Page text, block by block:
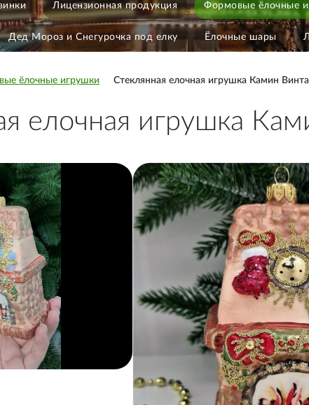
Лицензионная продукция Формовые ёлочные
Дед Мороз и Снегурочка под елку Ёлочные шары
ёлочные игрушки Стеклянная елочная игрушка Камин
елочная игрушка